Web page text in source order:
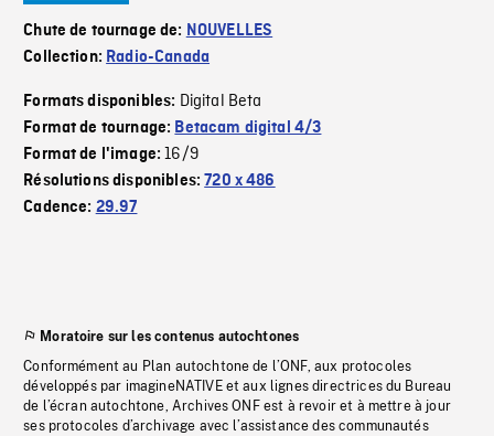
Chute de tournage de: NOUVELLES
Collection: Radio-Canada
Formats disponibles: Digital Beta
Format de tournage: Betacam digital 4/3
Format de l'image:16/9
Résolutions disponibles:720 x 486
Cadence: 29.97
Moratoire sur les contenus autochtones
Conformément au Plan autochtone de l’ONF, aux protocoles
développés par imagineNATIVE et aux lignes directrices du Bureau
de l’écran autochtone, Archives ONF est à revoir et à mettre à jour
ses protocoles d’archivage avec l’assistance des communautés